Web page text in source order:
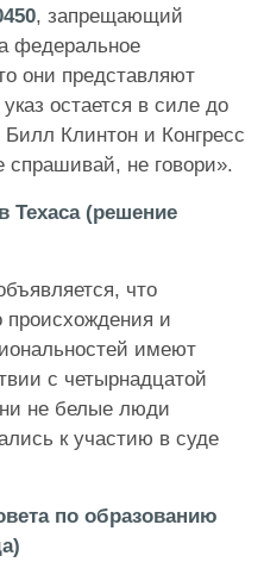
, запрещающий
федеральное
они представляют
остается в силе до
Билл Клинтон и Конгресс
не говори».
Техаса (решение
что
происхождения и
имеют
с четырнадцатой
не белые люди
к участию в суде
по образованию